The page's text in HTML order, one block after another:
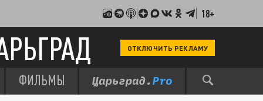
18+
ОТКЛЮЧИТЬ РЕКЛАМУ
ФИЛЬМЫ